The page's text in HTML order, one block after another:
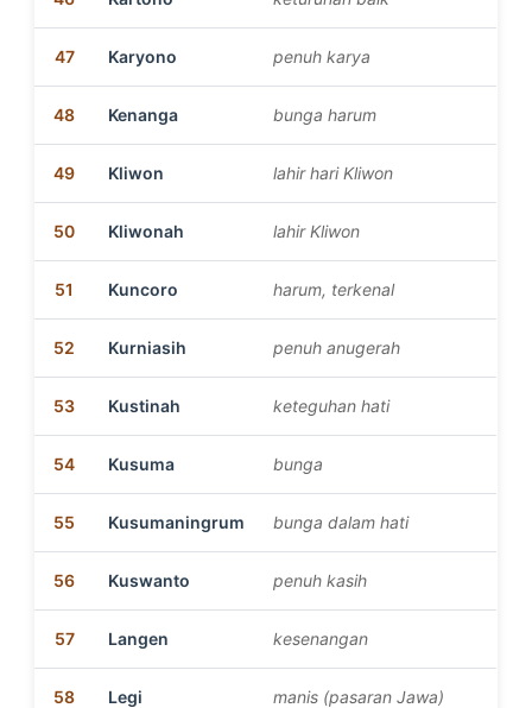
47 Karyono penuh karya
48 Kenanga bunga harum
49 Kliwon lahir hari Kliwon
50 Kliwonah lahir Kliwon
51 Kuncoro harum, terkenal
52 Kurniasih penuh anugerah
53 Kustinah keteguhan hati
54 Kusuma bunga
55 Kusumaningrum bunga dalam hati
56 Kuswanto penuh kasih
57 Langen kesenangan
58 Legi manis (pasaran Jawa)